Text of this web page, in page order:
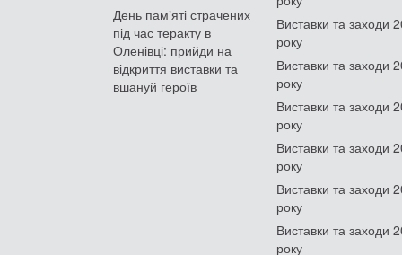
День памʼяті страчених
під час теракту в
Оленівці: прийди на
відкриття виставки та
вшануй героїв
Виставки та заходи
року
Виставки та заходи
року
Виставки та заходи
року
Виставки та заходи
року
Виставки та заходи
року
Виставки та заходи
року